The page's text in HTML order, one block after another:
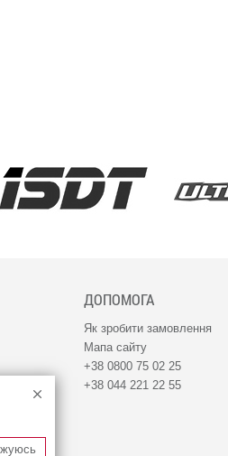
ДОПОМОГА
Як зробити замовлення
Мапа сайту
+38 0800 75 02 25
+38 044 221 22 55